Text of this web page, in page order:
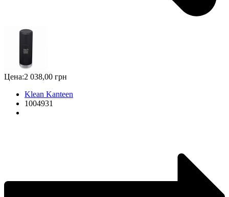
Цена:2 038,00 грн
Klean Kanteen
1004931